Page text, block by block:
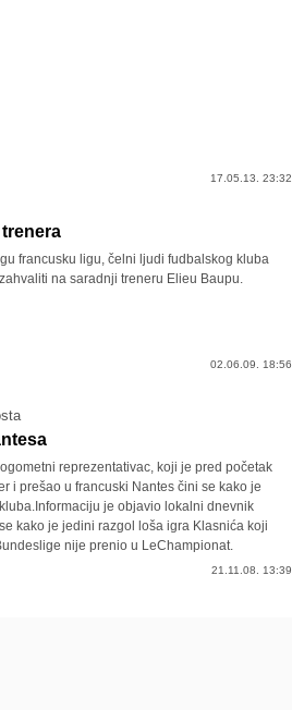
17.05.13. 23:32
francusku ligu, čelni ljudi fudbalskog kluba
na saradnji treneru Elieu Baupu.
02.06.09. 18:56
reprezentativac, koji je pred početak
i prešao u francuski Nantes čini se kako je
je objavio lokalni dnevnik
kako je jedini razgol loša igra Klasnića koji
nije prenio u LeChampionat.
21.11.08. 13:39